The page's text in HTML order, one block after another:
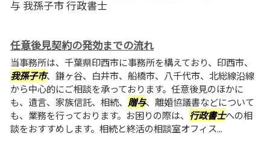
与 我孫子市 行政書士
任意後見契約の発効までの流れ
当事務所は、千葉県印西市に事務所を構えており、印西市、
我孫子市、鎌ヶ谷、白井市、船橋市、八千代市、北総線沿線
から中心的にご相談を承っております。任意後見のほかに
も、遺言、家族信託、相続、 贈与、離婚協議書などについて
も、業務を行っております。お困りの際は、 行政書士への相
談をおすすめします。相続と終活の相談室オフィス...